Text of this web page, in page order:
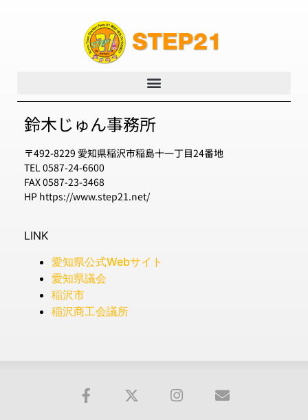
鈴木じゅん事務所
〒492-8229 愛知県稲沢市稲島十一丁目24番地
TEL 0587-24-6600
FAX 0587-23-3468
HP https://www.step21.net/
LINK
愛知県公式Webサイト
愛知県議会
稲沢市
稲沢商工会議所